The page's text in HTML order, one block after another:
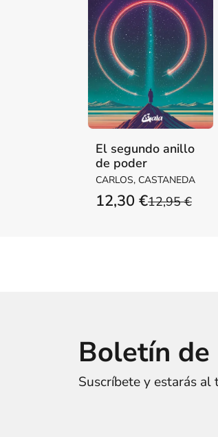
El segundo anillo
de poder
CARLOS, CASTANEDA
12,95 €
12,30 €
Boletín de
Suscríbete y estarás